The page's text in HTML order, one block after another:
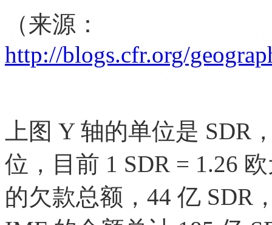
（来源：
http://blogs.cfr.org/
上图 Y 轴的单位是
位，目前 1 SDR = 1.26
的欠款总额，44 亿 SDR